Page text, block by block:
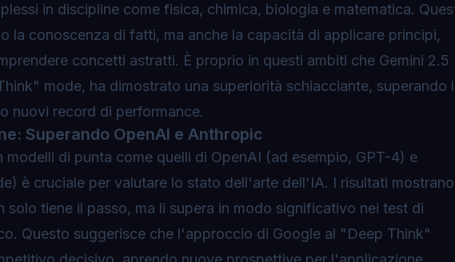
in discipline come fisica, chimica, biologia e matematica.
la conoscenza di fatti, ma anche la capacità di applicare principi,
concetti astratti. È proprio in questi ambiti che Gemini 2.5
mode, ha dimostrato una superiorità schiacciante, superando
nuovi record di performance.
Superando OpenAI e Anthropic
di punta come quelli di OpenAI (ad esempio, GPT-4) e
è cruciale per valutare lo stato dell'arte dell'IA. I risultati mostrano
solo tiene il passo, ma li supera in modo significativo nei test di
Questo suggerisce che l'approccio di Google al "Deep Think"